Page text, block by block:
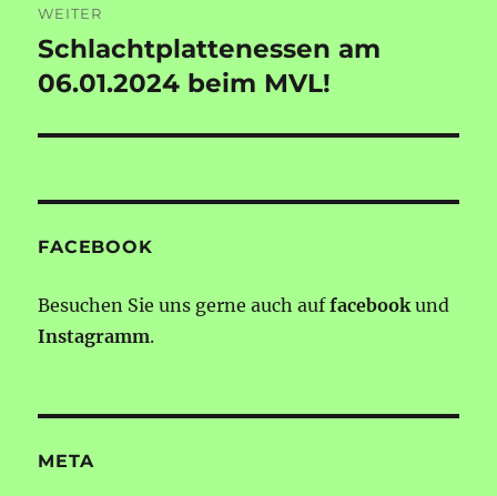
WEITER
Nächster
Beitrag:
Schlachtplattenessen am
06.01.2024 beim MVL!
FACEBOOK
Besuchen Sie uns gerne auch auffacebookund
Instagramm.
META